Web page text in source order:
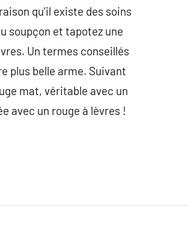
qu’il existe des soins
soupçon et tapotez une
Un termes conseillés
plus belle arme. Suivant
mat, véritable avec un
avec un rouge à lèvres !